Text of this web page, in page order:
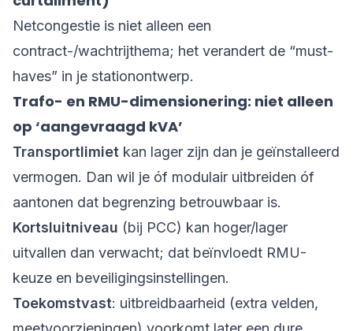
Netcongestie is niet alleen een
contract-/wachtrijthema; het verandert de “must-
haves” in je stationontwerp.
Trafo- en RMU-dimensionering: niet alleen
op ‘aangevraagd kVA’
Transportlimiet kan lager zijn dan je geïnstalleerd
vermogen. Dan wil je óf modulair uitbreiden óf
aantonen dat begrenzing betrouwbaar is.
Kortsluitniveau (bij PCC) kan hoger/lager
uitvallen dan verwacht; dat beïnvloedt RMU-
keuze en beveiligingsinstellingen.
Toekomstvast: uitbreidbaarheid (extra velden,